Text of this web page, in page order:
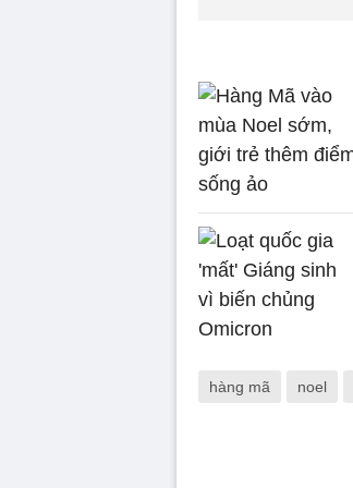
hàng mã noel